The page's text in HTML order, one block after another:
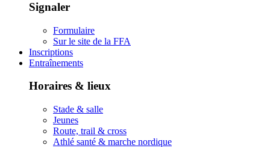
Signaler
Formulaire
Sur le site de la FFA
Inscriptions
Entraînements
Horaires & lieux
Stade & salle
Jeunes
Route, trail & cross
Athlé santé & marche nordique